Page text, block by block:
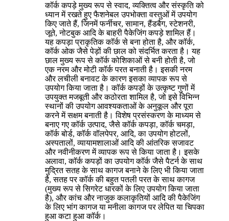
कॉर्क कपड़े मुख्य रूप से स्वाद, व्यक्तित्व और संस्कृति को
ध्यान में रखते हुए फैशनेबल उपभोक्ता वस्तुओं में उपयोग
किए जाते हैं, जिनमें फर्नीचर, सामान, हैंडबैग, स्टेशनरी,
जूते, नोटबुक आदि के बाहरी पैकेजिंग कपड़े शामिल हैं।
यह कपड़ा प्राकृतिक कॉर्क से बना होता है, और कॉर्क,
कॉर्क ओक जैसे पेड़ों की छाल को संदर्भित करता है। यह
छाल मुख्य रूप से कॉर्क कोशिकाओं से बनी होती है, जो
एक नरम और मोटी कॉर्क परत बनाती है। इसकी नरम
और लचीली बनावट के कारण इसका व्यापक रूप से
उपयोग किया जाता है। कॉर्क कपड़ों के उत्कृष्ट गुणों में
उपयुक्त मजबूती और कठोरता शामिल है, जो इसे विभिन्न
स्थानों की उपयोग आवश्यकताओं के अनुकूल और पूरा
करने में सक्षम बनाती है। विशेष प्रसंस्करण के माध्यम से
बनाए गए कॉर्क उत्पाद, जैसे कॉर्क कपड़ा, कॉर्क चमड़ा,
कॉर्क बोर्ड, कॉर्क वॉलपेपर, आदि, का उपयोग होटलों,
अस्पतालों, व्यायामशालाओं आदि की आंतरिक सजावट
और नवीनीकरण में व्यापक रूप से किया जाता है। इसके
अलावा, कॉर्क कपड़ों का उपयोग कॉर्क जैसे पैटर्न के साथ
मुद्रित सतह के साथ कागज बनाने के लिए भी किया जाता
है, सतह पर कॉर्क की बहुत पतली परत के साथ कागज
(मुख्य रूप से सिगरेट धारकों के लिए उपयोग किया जाता
है), और कांच और नाजुक कलाकृतियों आदि की पैकेजिंग
के लिए भांग कागज या मनीला कागज पर लेपित या चिपका
हुआ कटा हुआ कॉर्क।